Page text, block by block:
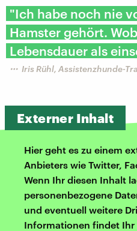
"Ich habe noch nie
Hamster gehört.
Lebensdauer als
Iris Rühl, Assistenzhunde-
Externer Inhalt
Hier geht es zu einem
Anbieters wie Twitter,
Wenn Ihr diesen Inhalt
personenbezogene
und eventuell weitere
Informationen findet Ihr